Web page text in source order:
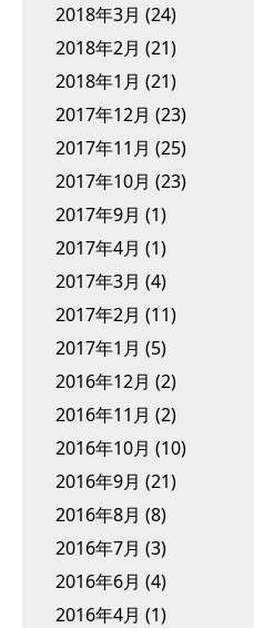
2018年3月 (24)
2018年2月 (21)
2018年1月 (21)
2017年12月 (23)
2017年11月 (25)
2017年10月 (23)
2017年9月 (1)
2017年4月 (1)
2017年3月 (4)
2017年2月 (11)
2017年1月 (5)
2016年12月 (2)
2016年11月 (2)
2016年10月 (10)
2016年9月 (21)
2016年8月 (8)
2016年7月 (3)
2016年6月 (4)
2016年4月 (1)